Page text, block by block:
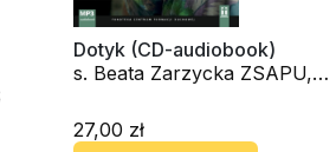
Dotyk (CD-audiobook)
s. Beata Zarzycka ZSAPU,
27,00 zł